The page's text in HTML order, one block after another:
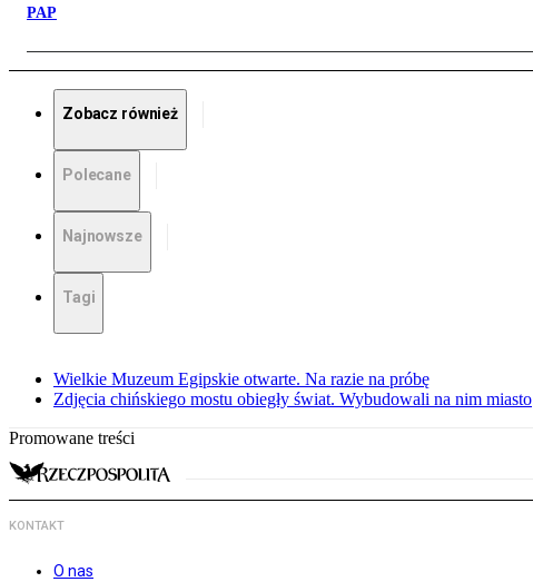
PAP
Zobacz również
Polecane
Najnowsze
Tagi
Wielkie Muzeum Egipskie otwarte. Na razie na próbę
Zdjęcia chińskiego mostu obiegły świat. Wybudowali na nim miasto
Promowane treści
KONTAKT
O nas